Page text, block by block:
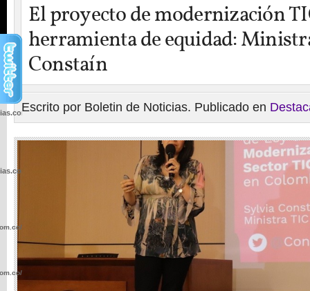
El proyecto de modernización
herramienta de equidad:
Constaín
Escrito por Boletin de Noticias. Publicado en
wp-
wp-
wp-
wp-